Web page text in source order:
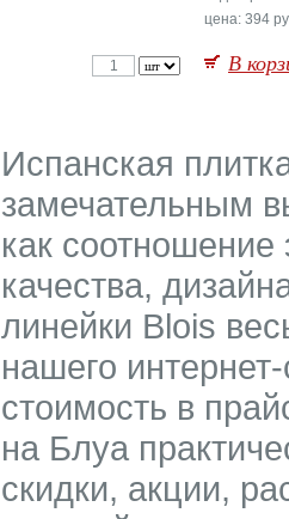
цена: 394
В
Испанская
замечательным
как соотношение
качества,
линейки Blois
нашего
стоимость в
на Блуа
скидки, акции,